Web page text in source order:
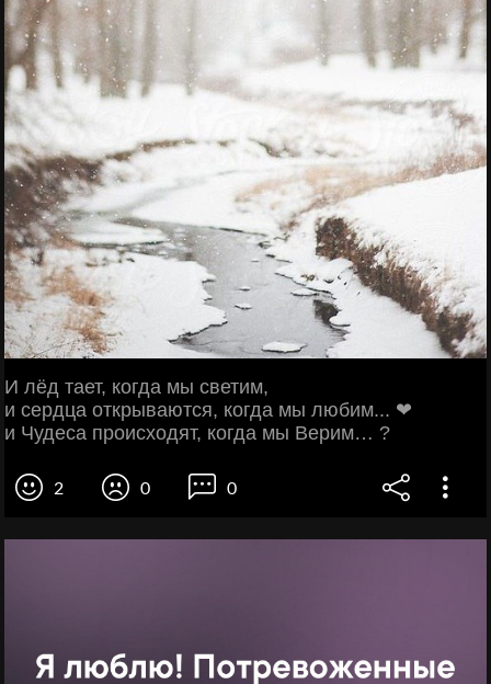
И лёд тает, когда мы светим,
и сердца открываются, когда мы любим... ❤
и Чудеса происходят, когда мы Верим… ?
2 0 0